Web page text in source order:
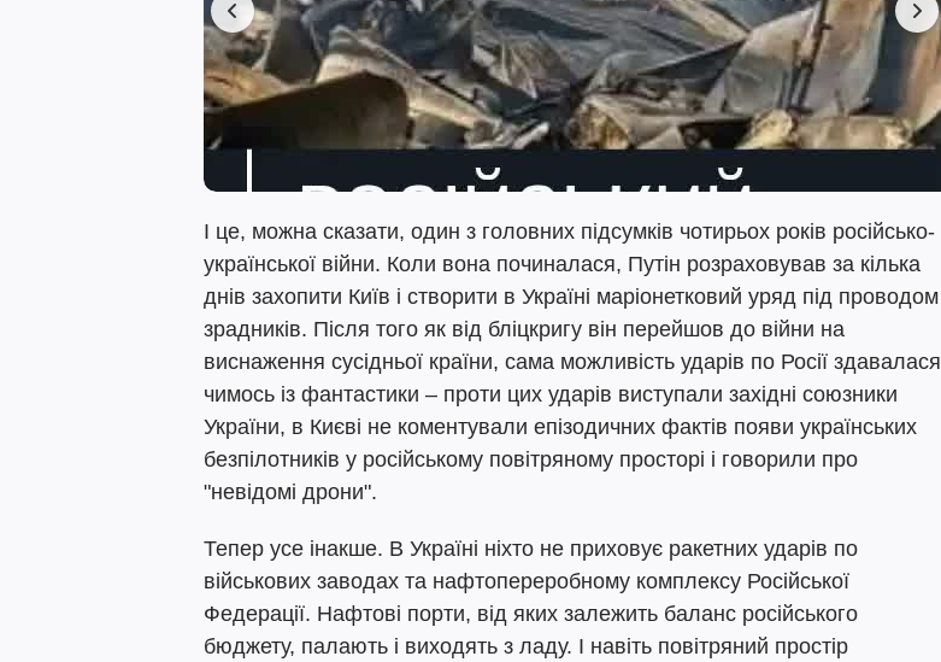
І це, можна сказати, один з головних підсумків чотирьох років російсько-
української війни. Коли вона починалася, Путін розраховував за кілька
днів захопити Київ і створити в Україні маріонетковий уряд під проводом
зрадників. Після того як від бліцкригу він перейшов до війни на
виснаження сусідньої країни, сама можливість ударів по Росії здавалася
чимось із фантастики – проти цих ударів виступали західні союзники
України, в Києві не коментували епізодичних фактів появи українських
безпілотників у російському повітряному просторі і говорили про
"невідомі дрони".
Тепер усе інакше. В Україні ніхто не приховує ракетних ударів по
військових заводах та нафтопереробному комплексу Російської
Федерації. Нафтові порти, від яких залежить баланс російського
бюджету, палають і виходять з ладу. І навіть повітряний простір